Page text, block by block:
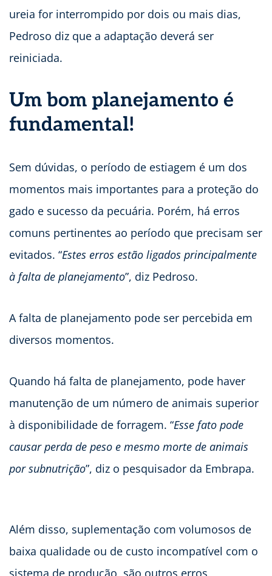
ureia for interrompido por dois ou mais dias,
Pedroso diz que a adaptação deverá ser
reiniciada.
Um bom planejamento é
fundamental!
Sem dúvidas, o período de estiagem é um dos
momentos mais importantes para a proteção do
gado e sucesso da pecuária. Porém, há erros
comuns pertinentes ao período que precisam ser
evitados. “Estes erros estão ligados principalmente
à falta de planejamento”, diz Pedroso.
A falta de planejamento pode ser percebida em
diversos momentos.
Quando há falta de planejamento, pode haver
manutenção de um número de animais superior
à disponibilidade de forragem. “Esse fato pode
causar perda de peso e mesmo morte de animais
por subnutrição”, diz o pesquisador da Embrapa.
Além disso, suplementação com volumosos de
baixa qualidade ou de custo incompatível com o
sistema de produção, são outros erros